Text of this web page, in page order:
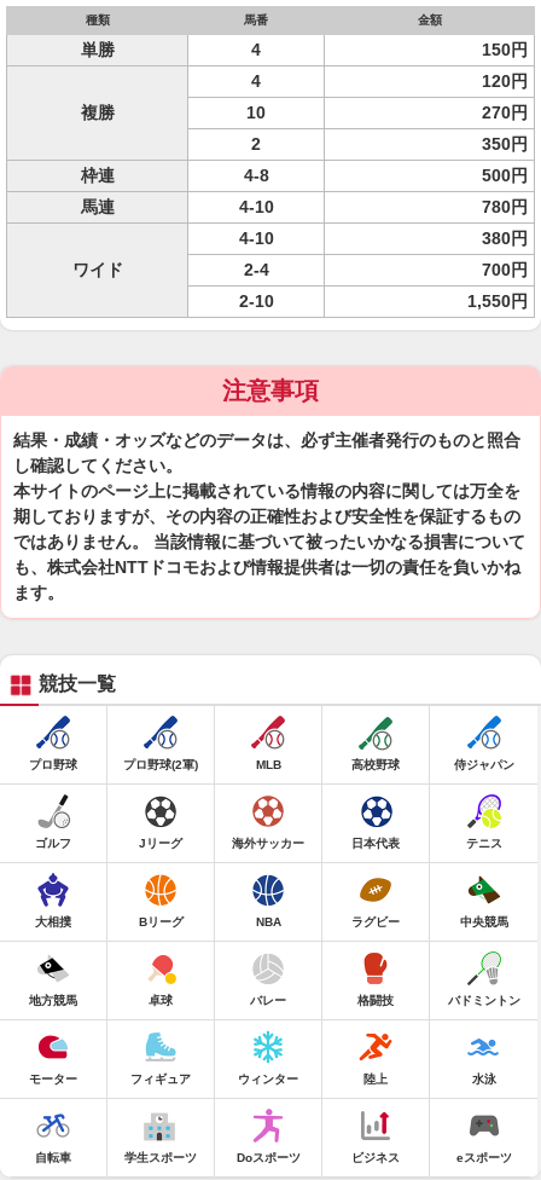
種類 馬番 金額
単勝 4 150円
複勝
4
120円
10
270円
2
350円
枠連
4-8
500円
馬連
4-10 780円
ワイド
4-10
380円
2-4
700円
2-10
1,550円
注意事項
結果・成績・オッズなどのデータは、必ず主催者発行のものと照合
し確認してください。
本サイトのページ上に掲載されている情報の内容に関しては万全を
期しておりますが、その内容の正確性および安全性を保証するもの
ではありません。 当該情報に基づいて被ったいかなる損害について
も、株式会社NTTドコモおよび情報提供者は一切の責任を負いかね
ます。
競技一覧
プロ野球 プロ野球(2軍) MLB 高校野球 侍ジャパン
ゴルフ Jリーグ 海外サッカー 日本代表 テニス
大相撲 Bリーグ NBA ラグビー 中央競馬
地方競馬 卓球 バレー 格闘技 バドミントン
モーター フィギュア ウィンター 陸上 水泳
自転車 学生スポーツ Doスポーツ ビジネス eスポーツ